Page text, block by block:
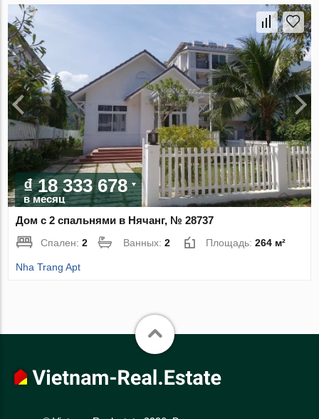
₫ 18 333 678
в месяц
Дом с 2 спальнями в Нячанг, № 28737
Спален:2 Ванных:2 Площадь:264 м²
Nha Trang Apt